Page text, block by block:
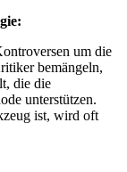
um die
bemängeln,
die die
unterstützen.
ist, wird oft